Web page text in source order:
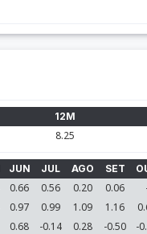
12M
8.25
JUN JUL AGO SET
0.66 0.56 0.20 0.06
0.97 0.99 1.09 1.16
0.68 -0.14 0.28 -0.50 -